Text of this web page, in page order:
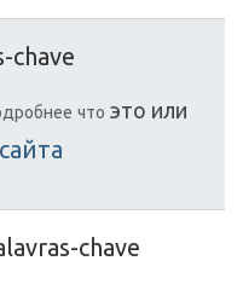
chave
что это или
сайта
chave